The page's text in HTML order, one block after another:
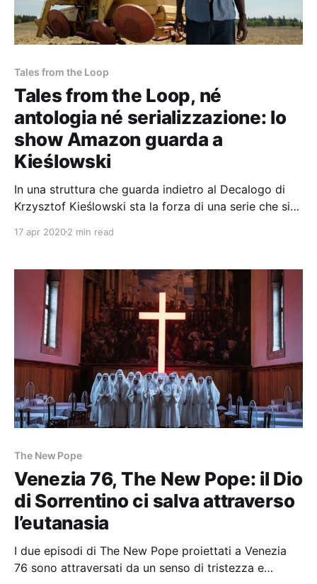
Tales from the Loop
Tales from the Loop, né
antologia né serializzazione: lo
show Amazon guarda a
Kieślowski
In una struttura che guarda indietro al Decalogo di
Krzysztof Kieślowski sta la forza di una serie che si
17 apr 20202 min read
The New Pope
Venezia 76, The New Pope: il Dio
di Sorrentino ci salva attraverso
l’eutanasia
I due episodi di The New Pope proiettati a Venezia
76 sono attraversati da un senso di tristezza e